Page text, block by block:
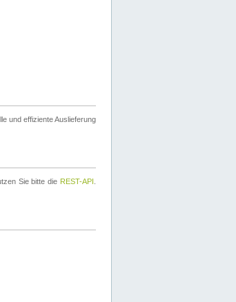
und effiziente Auslieferung
Sie bitte die REST-API